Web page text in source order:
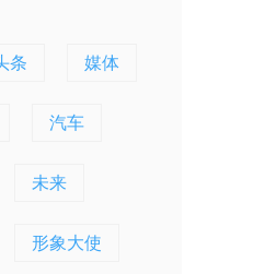
条 媒体
汽车
未来
形象大使